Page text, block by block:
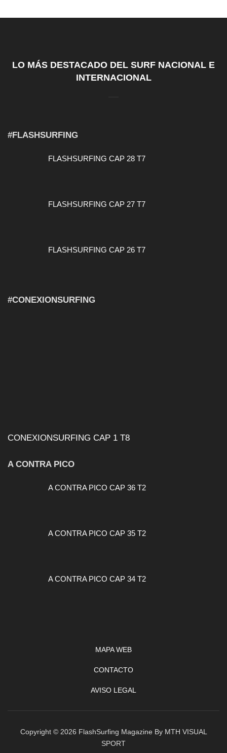
LO MÁS DESTACADO DEL SURF NACIONAL E
INTERNACIONAL
#FLASHSURFING
FLASHSURFING CAP 28 T7
FLASHSURFING CAP 27 T7
FLASHSURFING CAP 26 T7
#CONEXIONSURFING
CONEXIONSURFING CAP 1 T8
A CONTRA PICO
A CONTRA PICO CAP 36 T2
A CONTRA PICO CAP 35 T2
A CONTRA PICO CAP 34 T2
MAPA WEB
CONTACTO
AVISO LEGAL
Copyright © 2026 FlashSurfing Magazine By MTH VISUAL
SPORT